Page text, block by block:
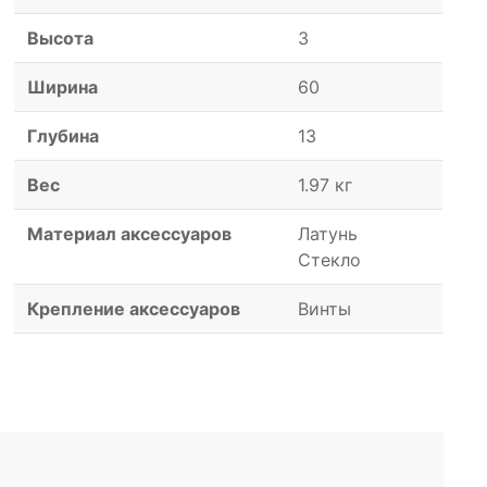
Высота 3
Ширина 60
Глубина 13
Вес 1.97 кг
Материал аксессуаров
Латунь
Стекло
Крепление аксессуаров Винты